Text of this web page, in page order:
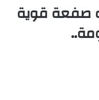
صفعة قوية